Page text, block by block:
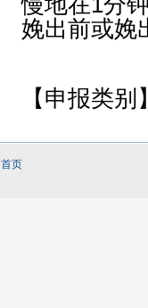
娩出前或娩
【申报类
首页